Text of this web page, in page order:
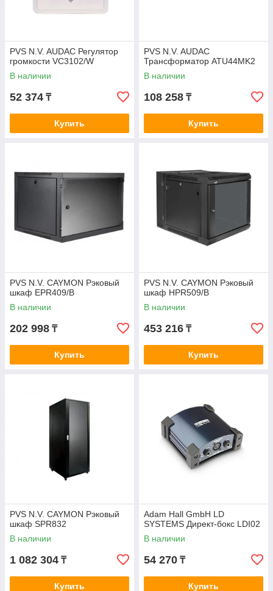
PVS N.V. AUDAC Регулятор
громкости VC3102/W
В наличии
52 374 ₸
Купить
PVS N.V. AUDAC
Трансформатор ATU44MK2
В наличии
108 258 ₸
Купить
PVS N.V. CAYMON Рэковый
шкаф EPR409/B
В наличии
202 998 ₸
Купить
PVS N.V. CAYMON Рэковый
шкаф HPR509/B
В наличии
453 216 ₸
Купить
PVS N.V. CAYMON Рэковый
шкаф SPR832
В наличии
1 082 304 ₸
Купить
Adam Hall GmbH LD
SYSTEMS Директ-бокс LDI02
В наличии
54 270 ₸
Купить